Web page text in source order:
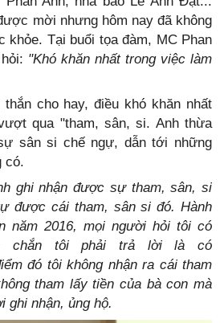
mời nhưng hôm nay đã không
khỏe. Tại buổi tọa đàm, MC Phan
"Khó khăn nhất trong việc làm
thắn cho hay, điều khó khăn nhất
qua "tham, sân, si. Anh thừa
sân si chế ngự, dẫn tới những
có.
ghi nhận được sự tham, sân, si
được cái tham, sân si đó. Hành
năm 2016, mọi người hỏi tôi có
chắn tôi phải trả lời là có
đó tôi không nhận ra cái tham
tham lấy tiền của bà con mà
ghi nhận, ủng hộ.